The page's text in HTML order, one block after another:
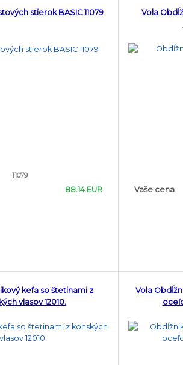
stierok BASIC 11079
11079
88.14 EUR
Vola
Vaše cena
kefa so štetinami z
vlasov 12010.
Vola